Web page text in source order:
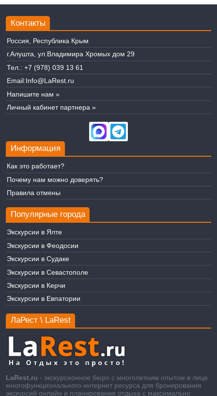
Контакты
Россия, Республика Крым
г.Алушта, ул.Владимира Хромых дом 29
Тел.: +7 (978) 039 13 61
Email:Info@LaRest.ru
Напишите нам »
Личный кабинет партнера »
Информация
Как это работает?
Почему нам можно доверять?
Правила отмены
Популярные города
Экскурсии в Ялте
Экскурсии в Феодосии
Экскурсии в Судаке
Экскурсии в Севастополе
Экскурсии в Керчи
Экскурсии в Евпатории
ЛаРест \ LaRest
LaRest.ru - экскурсионное бюро с многолетним опытом в лице
многофункционального интернет ресурса для бронирования
экскурсий онлайн и планирования отдыха с максимально